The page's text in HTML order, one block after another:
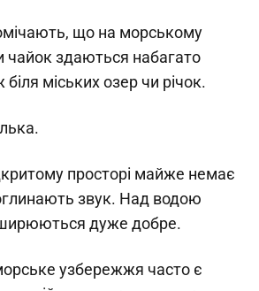
що на морському
чайок здаються набагато
міських озер чи річок.
просторі майже немає
звук. Над водою
дуже добре.
узбережжя часто є